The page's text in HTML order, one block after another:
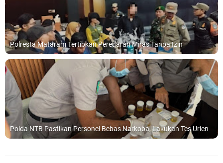
Polresta Mataram Tertibkan Peredaran Miras Tanpa Izin
Polda NTB Pastikan Personel Bebas Narkoba, Lakukan Tes Urien